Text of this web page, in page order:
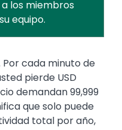
los miembros
equipo.
cada minuto de
pierde USD
demandan 99,999
que solo puede
total por año,